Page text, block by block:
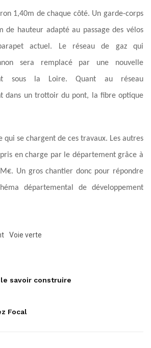
1,40m de chaque côté. Un garde-corps
de hauteur adapté au passage des vélos
actuel. Le réseau de gaz qui
sera remplacé par une nouvelle
sous la Loire. Quant au réseau
dans un trottoir du pont, la fibre optique
qui se chargent de ces travaux. Les autres
en charge par le département grâce à
Un gros chantier donc pour répondre
départemental de développement
Voie verte
savoir construire
Focal